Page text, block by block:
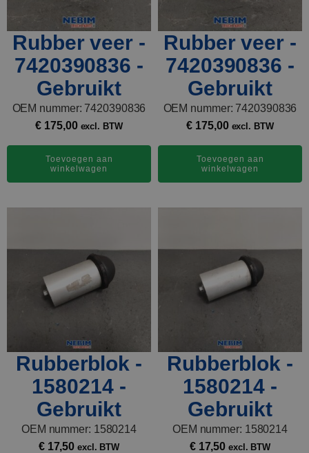
Rubber veer -
7420390836 -
Gebruikt
OEM nummer: 7420390836
€ 175,00 excl. BTW
Toevoegen aan
winkelwagen
Rubber veer -
7420390836 -
Gebruikt
OEM nummer: 7420390836
€ 175,00 excl. BTW
Toevoegen aan
winkelwagen
Rubberblok -
1580214 -
Gebruikt
OEM nummer: 1580214
€17,50 excl. BTW
Rubberblok -
1580214 -
Gebruikt
OEM nummer: 1580214
€17,50 excl. BTW